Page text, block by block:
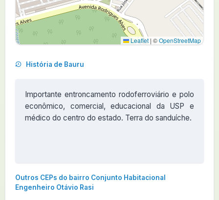
Leaflet | ©OpenStreetMap
História de Bauru
Importante entroncamento rodoferroviário e polo
econômico, comercial, educacional da USP e
médico do centro do estado. Terra do sanduíche.
Outros CEPs do bairro Conjunto Habitacional
Engenheiro Otávio Rasi